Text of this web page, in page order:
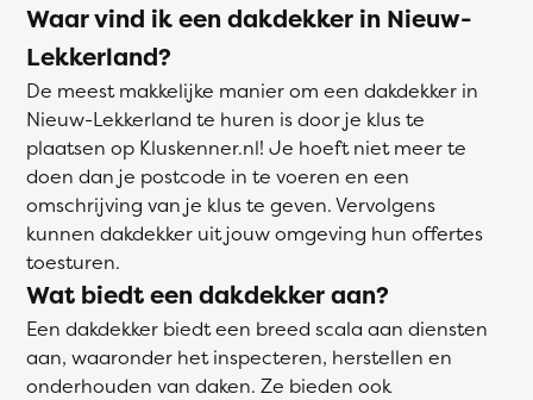
Waar vind ik een dakdekker in Nieuw-
Lekkerland?
De meest makkelijke manier om een dakdekker in
Nieuw-Lekkerland te huren is door je klus te
plaatsen op Kluskenner.nl! Je hoeft niet meer te
doen dan je postcode in te voeren en een
omschrijving van je klus te geven. Vervolgens
kunnen dakdekker uit jouw omgeving hun offertes
toesturen.
Wat biedt een dakdekker aan?
Een dakdekker biedt een breed scala aan diensten
aan, waaronder het inspecteren, herstellen en
onderhouden van daken. Ze bieden ook